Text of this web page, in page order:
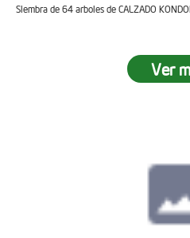
Siembra de 64 arboles de CALZADO
Ver